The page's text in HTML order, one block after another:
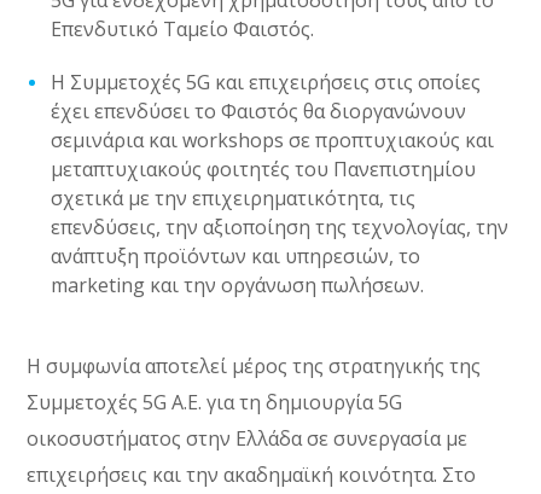
Επενδυτικό Ταμείο Φαιστός.
H Συμμετοχές 5G και επιχειρήσεις στις οποίες
έχει επενδύσει το Φαιστός θα διοργανώνουν
σεμινάρια και workshops σε προπτυχιακούς και
μεταπτυχιακούς φοιτητές του Πανεπιστημίου
σχετικά με την επιχειρηματικότητα, τις
επενδύσεις, την αξιοποίηση της τεχνολογίας, την
ανάπτυξη προϊόντων και υπηρεσιών, το
marketing και την οργάνωση πωλήσεων.
Η συμφωνία αποτελεί μέρος της στρατηγικής της
Συμμετοχές 5G Α.Ε. για τη δημιουργία 5G
οικοσυστήματος στην Ελλάδα σε συνεργασία με
επιχειρήσεις και την ακαδημαϊκή κοινότητα. Στο